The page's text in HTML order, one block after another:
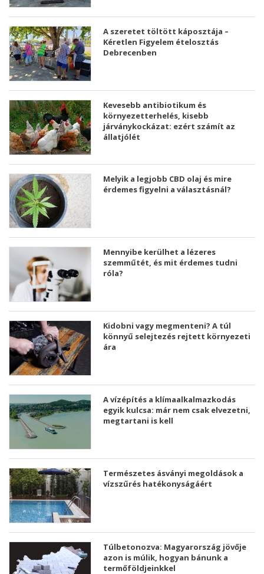
A szeretet töltött káposztája –
Kéretlen Figyelem ételosztás
Debrecenben
Kevesebb antibiotikum és
környezetterhelés, kisebb
járványkockázat: ezért számít az
állatjólét
Melyik a legjobb CBD olaj és mire
érdemes figyelni a választásnál?
Mennyibe kerülhet a lézeres
szemműtét, és mit érdemes tudni
róla?
Kidobni vagy megmenteni? A túl
könnyű selejtezés rejtett környezeti
ára
A vízépítés a klímaalkalmazkodás
egyik kulcsa: már nem csak elvezetni,
megtartani is kell
Természetes ásványi megoldások a
vízszűrés hatékonyságáért
Túlbetonozva: Magyarország jövője
azon is múlik, hogyan bánunk a
termőföldjeinkkel